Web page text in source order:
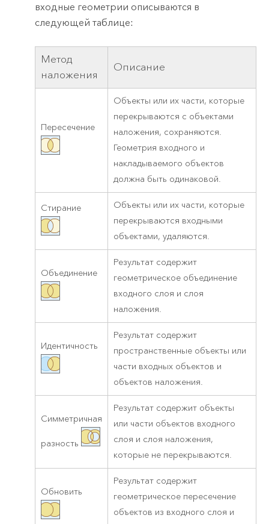
входные геометрии описываются в
следующей таблице:
Метод
наложения
Описание
Пересечение
Объекты или их части, которые
перекрываются с объектами
наложения, сохраняются.
Геометрия входного и
накладываемого объектов
должна быть одинаковой.
Стирание
Объекты или их части, которые
перекрываются входными
объектами, удаляются.
Объединение
Результат содержит
геометрическое объединение
входного слоя и слоя
наложения.
Идентичность
Результат содержит
пространственные объекты или
части входных объектов и
объектов наложения.
Симметричная
разность
Результат содержит объекты
или части объектов входного
слоя и слоя наложения,
которые не перекрываются.
Обновить
Результат содержит
геометрическое пересечение
объектов из входного слоя и